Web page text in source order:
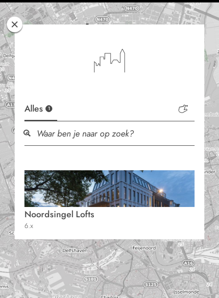
Rotterdam
Alles 1
Noordsingel Lofts
6.x